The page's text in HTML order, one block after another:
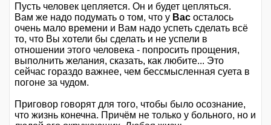
Пусть человек цепляется. Он и будет цепляться.
Вам же надо подумать о том, что у Вас осталось
очень мало времени и Вам надо успеть сделать всё
то, что Вы хотели бы сделать и не успели в
отношении этого человека - попросить прощения,
выполнить желания, сказать, как любите... Это
сейчас гораздо важнее, чем бессмысленная суета в
погоне за чудом.
Приговор говорят для того, чтобы было осознание,
что жизнь конечна. Причём не только у больного, но и